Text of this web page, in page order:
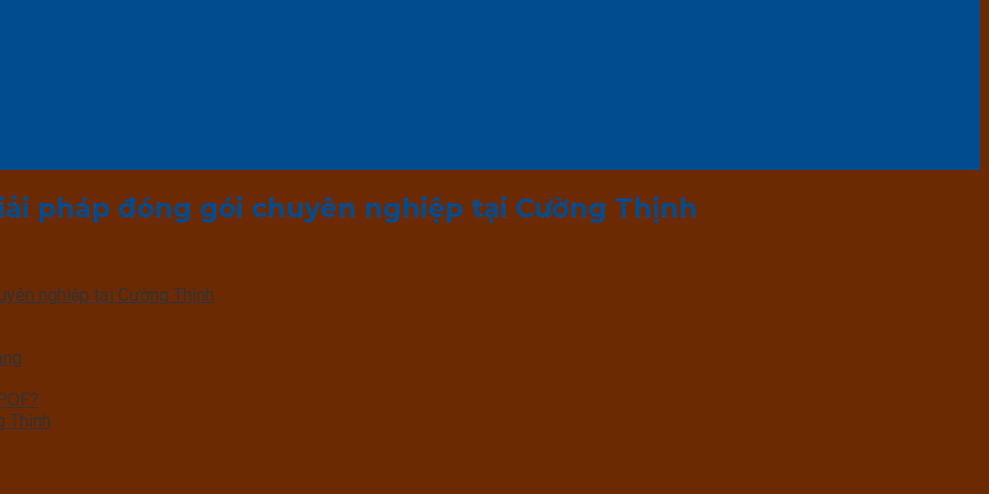
pháp đóng gói chuyên nghiệp tại Cường Thịnh
nghiệp tại Cường Thịnh
Thịnh